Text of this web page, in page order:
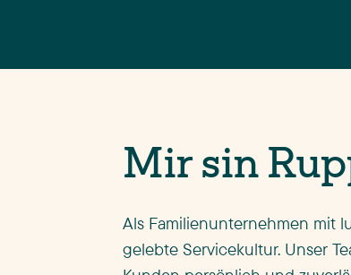
Mir sin
Als Familienunternehmen mit
gelebte Servicekultur. Unser